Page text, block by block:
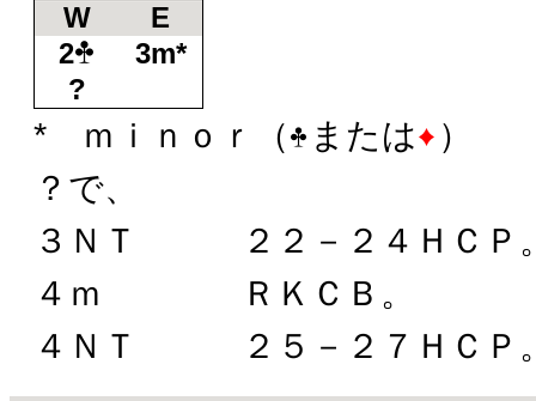
W
E
2
3m*
?
* ｍｉｎｏｒ（ または
）
？で、
３ＮＴ ２２－２４ＨＣＰ
４ｍ ＲＫＣＢ。
４ＮＴ ２５－２７ＨＣＰ